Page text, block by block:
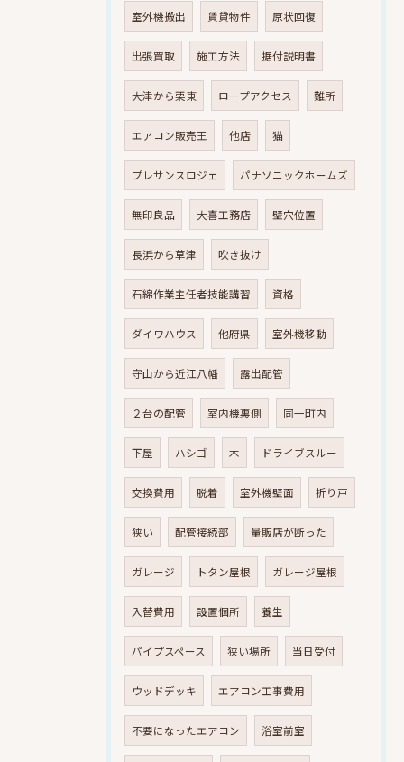
室外機搬出 賃貸物件 原状回復
出張買取 施工方法 据付説明書
大津から栗東 ロープアクセス 難所
エアコン販売王 他店 猫
プレサンスロジェ パナソニックホームズ
無印良品 大喜工務店 壁穴位置
長浜から草津 吹き抜け
石綿作業主任者技能講習 資格
ダイワハウス 他府県 室外機移動
守山から近江八幡 露出配管
２台の配管 室内機裏側 同一町内
下屋 ハシゴ 木 ドライブスルー
交換費用 脱着 室外機壁面 折り戸
狭い 配管接続部 量販店が断った
ガレージ トタン屋根 ガレージ屋根
入替費用 設置個所 養生
パイプスペース 狭い場所 当日受付
ウッドデッキ エアコン工事費用
不要になったエアコン 浴室前室